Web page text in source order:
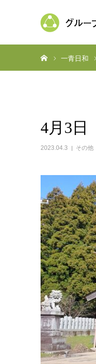
一青日和
4月3日
2023.04.3 その他